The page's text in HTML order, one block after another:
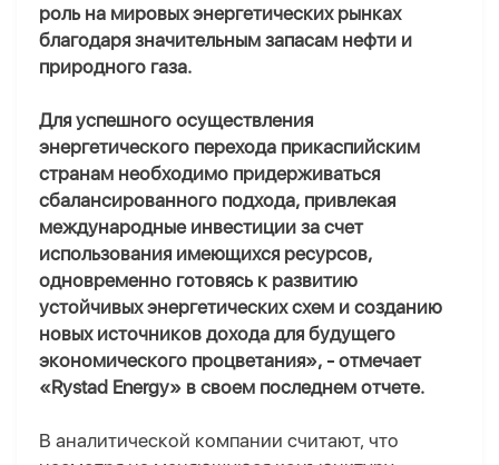
роль на мировых энергетических рынках
благодаря значительным запасам нефти и
природного газа.
Для успешного осуществления
энергетического перехода прикаспийским
странам необходимо придерживаться
сбалансированного подхода, привлекая
международные инвестиции за счет
использования имеющихся ресурсов,
одновременно готовясь к развитию
устойчивых энергетических схем и созданию
новых источников дохода для будущего
экономического процветания», - отмечает
«Rystad Energy» в своем последнем отчете.
В аналитической компании считают, что